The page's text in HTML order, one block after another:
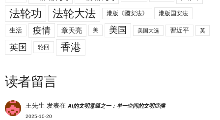
法轮功 法轮大法 港版《國安法》 港版国安法
生活 疫情 章天亮 美 美国 美国大选 習近平 英
英国 轮回 香港
读者留言
王先生 发表在AI的文明意蕴之一：单一空间的文明症候
2025-10-20